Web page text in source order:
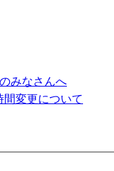
みなさんへ
間変更について